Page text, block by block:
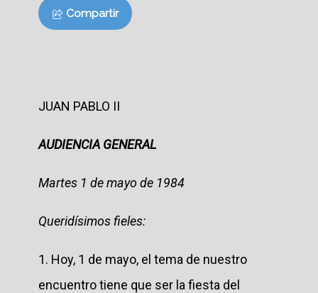
Compartir
JUAN PABLO II
AUDIENCIA GENERAL
Martes 1 de mayo de 1984
Queridísimos fieles:
1. Hoy, 1 de mayo, el tema de nuestro
encuentro tiene que ser la fiesta del